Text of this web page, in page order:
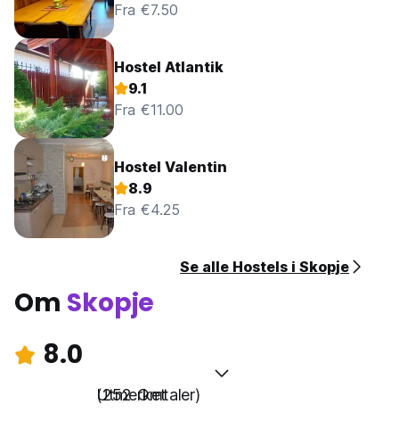
Fra €7.50
Hostel Atlantik
9.1
Fra €11.00
Hostel Valentin
8.9
Fra €4.25
Se alle Hostels i Skopje
Om Skopje
8.0
Utmerket
(252 Omtaler)